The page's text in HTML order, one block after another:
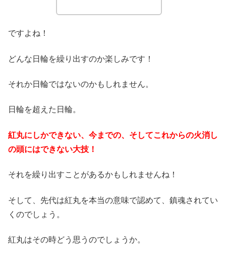
ですよね！
どんな日輪を繰り出すのか楽しみです！
それか日輪ではないのかもしれません。
日輪を超えた日輪。
紅丸にしかできない、今までの、そしてこれからの火消し
の頭にはできない大技！
それを繰り出すことがあるかもしれませんね！
そして、先代は紅丸を本当の意味で認めて、鎮魂されてい
くのでしょう。
紅丸はその時どう思うのでしょうか。